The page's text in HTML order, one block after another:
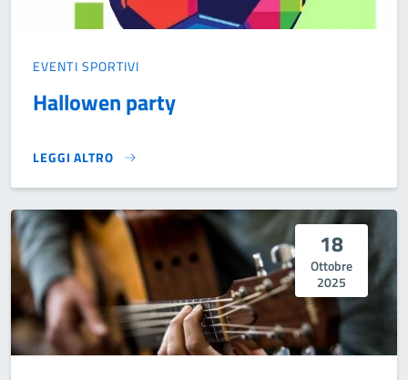
EVENTI SPORTIVI
Hallowen party
LEGGI ALTRO
HALLOWEN PARTY}
18
Ottobre
2025